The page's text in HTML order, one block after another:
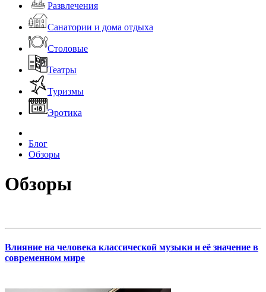
Развлечения
Санатории и дома отдыха
Столовые
Театры
Туризмы
Эротика
Блог
Обзоры
Обзоры
Влияние на человека классической музыки и её значение в
современном мире